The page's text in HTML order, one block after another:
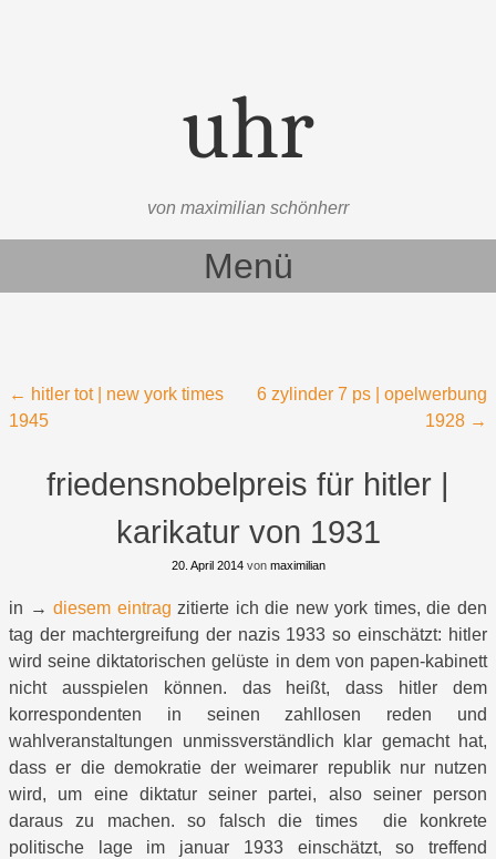
uhr
von maximilian schönherr
Menü
Beitragsnavigation
← hitler tot | new york times
1945
6 zylinder 7 ps | opelwerbung
1928 →
friedensnobelpreis für hitler |
karikatur von 1931
20. April 2014von maximilian
in →diesem eintrag zitierte ich die new york times, die den
tag der machtergreifung der nazis 1933 so einschätzt: hitler
wird seine diktatorischen gelüste in dem von papen-kabinett
nicht ausspielen können. das heißt, dass hitler dem
korrespondenten in seinen zahllosen reden und
wahlveranstaltungen unmissverständlich klar gemacht hat,
dass er die demokratie der weimarer republik nur nutzen
wird, um eine diktatur seiner partei, also seiner person
daraus zu machen. so falsch die times die konkrete
politische lage im januar 1933 einschätzt, so treffend